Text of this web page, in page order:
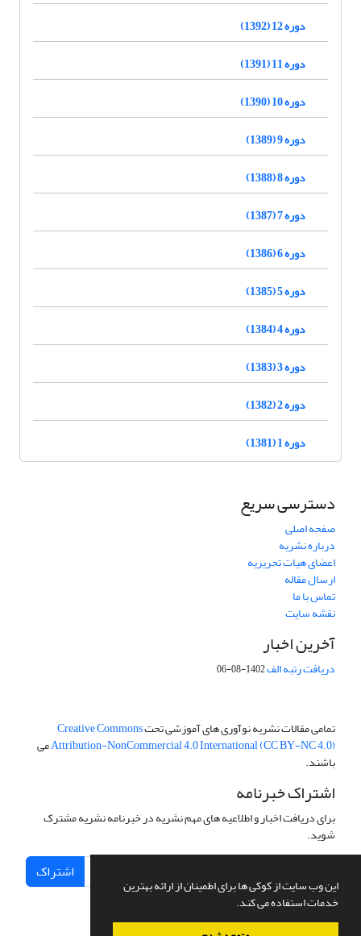
این وب سایت از کوکی ها برای اطمینان از ارائه بهترین
خدمات استفاده می کند.
دوره 12 (1392)
دوره 11 (1391)
دوره 10 (1390)
دوره 9 (1389)
دوره 8 (1388)
دوره 7 (1387)
دوره 6 (1386)
دوره 5 (1385)
دوره 4 (1384)
دوره 3 (1383)
دوره 2 (1382)
دوره 1 (1381)
دسترسی سریع
صفحه اصلی
درباره نشریه
اعضای هیات تحریریه
ارسال مقاله
تماس با ما
نقشه سایت
آخرین اخبار
دریافت رتبه الف1402-08-06
تمامی مقالات نشریه نوآوری های آموزشی تحتCreative Commons
Attribution-NonCommercial 4.0 International (CC BY-NC 4.0)می
باشند.
اشتراک خبرنامه
برای دریافت اخبار و اطلاعیه های مهم نشریه در خبرنامه نشریه مشترک
شوید.
اشتراک